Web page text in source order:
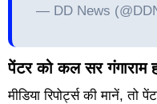
— DD News
पेंटर को कल सर गंगाराम
मीडिया रिपोर्ट्स की मानें,